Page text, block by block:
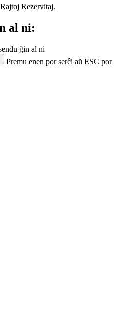
Rezervitaj.
al ni:
ĝin al ni
Premu enen por serĉi aŭ ESC por